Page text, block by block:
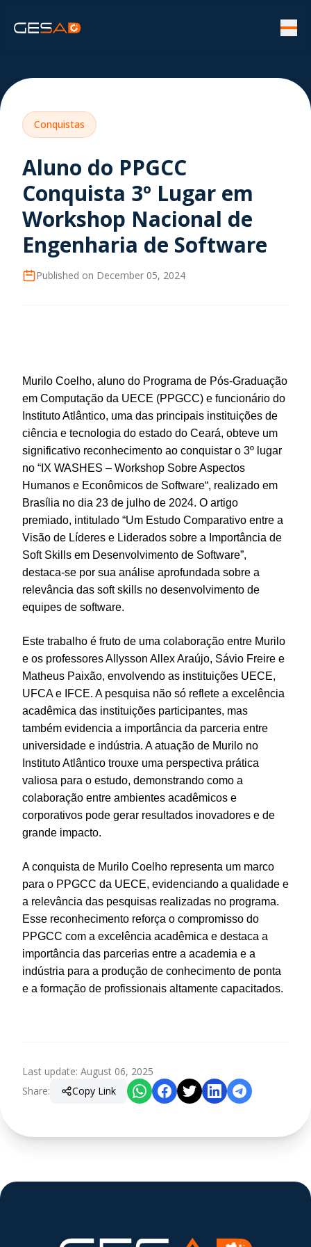
Conquistas
Aluno do PPGCC
Conquista 3º Lugar em
Workshop Nacional de
Engenharia de Software
Published on December 05, 2024
Murilo Coelho, aluno do Programa de Pós-Graduação
em Computação da UECE (PPGCC) e funcionário do
Instituto Atlântico, uma das principais instituições de
ciência e tecnologia do estado do Ceará, obteve um
significativo reconhecimento ao conquistar o 3º lugar
no “IX WASHES – Workshop Sobre Aspectos
Humanos e Econômicos de Software“, realizado em
Brasília no dia 23 de julho de 2024. O artigo
premiado, intitulado “Um Estudo Comparativo entre a
Visão de Líderes e Liderados sobre a Importância de
Soft Skills em Desenvolvimento de Software”,
destaca-se por sua análise aprofundada sobre a
relevância das soft skills no desenvolvimento de
equipes de software.
Este trabalho é fruto de uma colaboração entre Murilo
e os professores Allysson Allex Araújo, Sávio Freire e
Matheus Paixão, envolvendo as instituições UECE,
UFCA e IFCE. A pesquisa não só reflete a excelência
acadêmica das instituições participantes, mas
também evidencia a importância da parceria entre
universidade e indústria. A atuação de Murilo no
Instituto Atlântico trouxe uma perspectiva prática
valiosa para o estudo, demonstrando como a
colaboração entre ambientes acadêmicos e
corporativos pode gerar resultados inovadores e de
grande impacto.
A conquista de Murilo Coelho representa um marco
para o PPGCC da UECE, evidenciando a qualidade e
a relevância das pesquisas realizadas no programa.
Esse reconhecimento reforça o compromisso do
PPGCC com a excelência acadêmica e destaca a
importância das parcerias entre a academia e a
indústria para a produção de conhecimento de ponta
e a formação de profissionais altamente capacitados.
Last update: August 06, 2025
Share: Copy Link